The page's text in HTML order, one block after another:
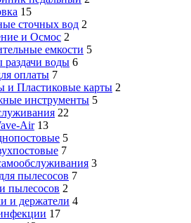
15
сточных вод 2
и Осмос 2
емкости 5
раздачи воды 6
оплаты 7
и Пластиковые карты 2
инструменты 5
22
Air 13
5
7
3
пылесосов 7
пылесосов 2
и держатели 4
17